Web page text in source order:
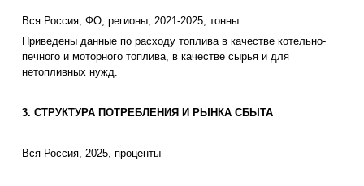
Вся Россия, ФО, регионы, 2021-2025, тонны
Приведены данные по расходу топлива в качестве котельно-
печного и моторного топлива, в качестве сырья и для
нетопливных нужд.
3. СТРУКТУРА ПОТРЕБЛЕНИЯ И РЫНКА СБЫТА
Вся Россия, 2025, проценты